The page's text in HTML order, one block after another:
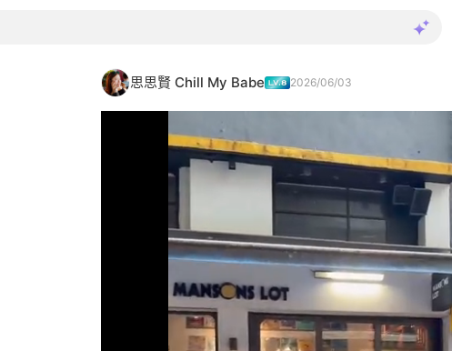
思思賢 Chill My Babe 2026/06/03